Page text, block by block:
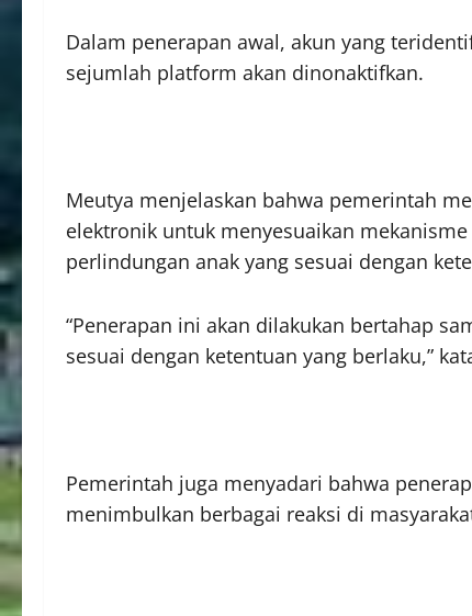
Dalam penerapan awal, akun yang
sejumlah platform akan dinonaktifkan.
Meutya menjelaskan bahwa pemerintah
elektronik untuk menyesuaikan
perlindungan anak yang sesuai dengan
“Penerapan ini akan dilakukan bertahap
sesuai dengan ketentuan yang berlaku,”
Pemerintah juga menyadari bahwa
menimbulkan berbagai reaksi di